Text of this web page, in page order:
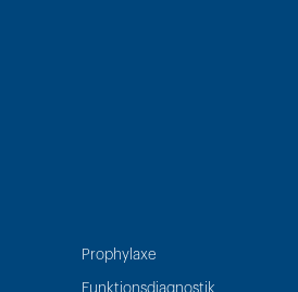
Prophylaxe
Funktionsdiagnostik